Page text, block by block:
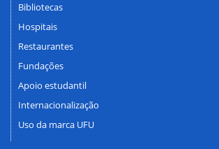
Bibliotecas
Hospitais
Restaurantes
Fundações
Apoio estudantil
Internacionalização
Uso da marca UFU